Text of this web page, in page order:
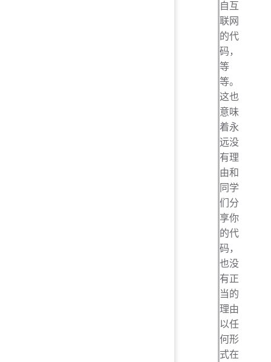
自互
联网
的代
码，
等
等。
这也
意味
着永
远没
有理
由和
同学
们分
享你
的代
码，
也没
有正
当的
理由
以任
何形
式在